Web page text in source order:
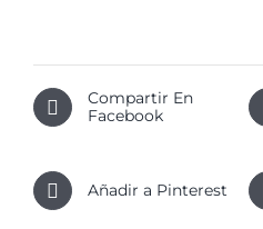
Compartir En
Facebook
Añadir a Pinterest